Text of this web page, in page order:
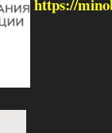
https://